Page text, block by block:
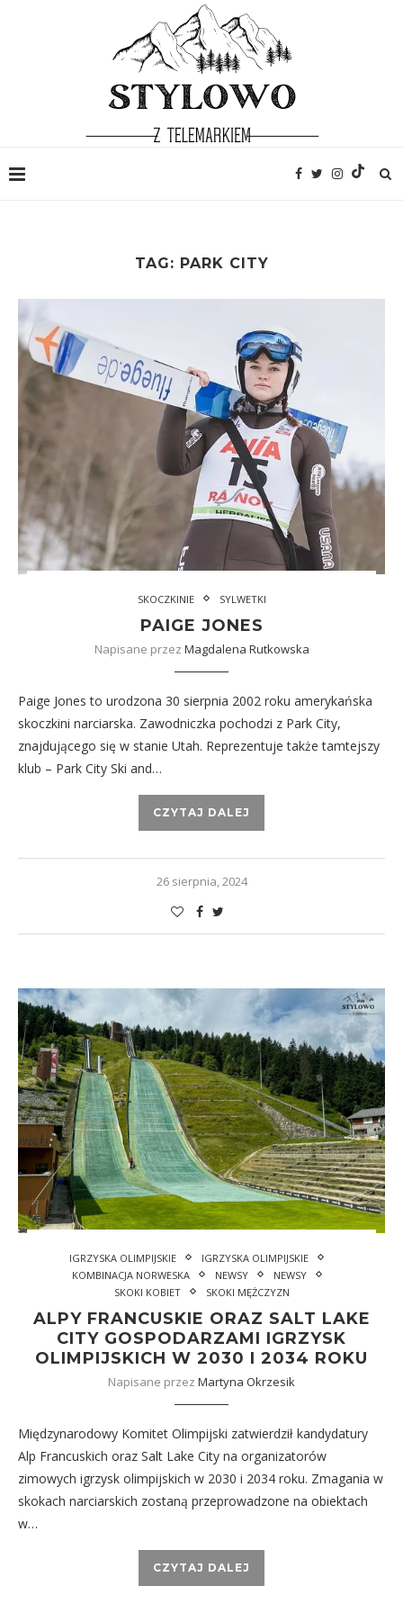
TAG: PARK CITY
SKOCZKINIE SYLWETKI
PAIGE JONES
Napisane przez Magdalena Rutkowska
Paige Jones to urodzona 30 sierpnia 2002 roku amerykańska
skoczkini narciarska. Zawodniczka pochodzi z Park City,
znajdującego się w stanie Utah. Reprezentuje także tamtejszy
klub – Park City Ski and…
CZYTAJ DALEJ
26 sierpnia, 2024
IGRZYSKA OLIMPIJSKIE
IGRZYSKA OLIMPIJSKIE
KOMBINACJA NORWESKA
NEWSY
NEWSY
SKOKI KOBIET
SKOKI MĘŻCZYZN
ALPY FRANCUSKIE ORAZ SALT LAKE
CITY GOSPODARZAMI IGRZYSK
OLIMPIJSKICH W 2030 I 2034 ROKU
Napisane przez Martyna Okrzesik
Międzynarodowy Komitet Olimpijski zatwierdził kandydatury
Alp Francuskich oraz Salt Lake City na organizatorów
zimowych igrzysk olimpijskich w 2030 i 2034 roku. Zmagania w
skokach narciarskich zostaną przeprowadzone na obiektach
w…
CZYTAJ DALEJ